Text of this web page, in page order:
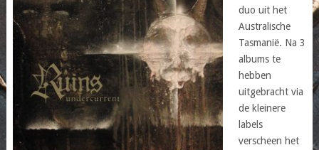
duo uit het
Australische
Tasmanië. Na 3
albums te
hebben
uitgebracht via
de kleinere
labels
verscheen het